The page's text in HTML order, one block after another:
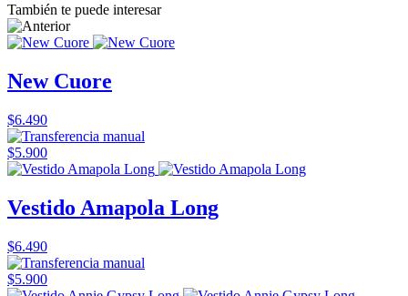
También te puede interesar
New Cuore
$6.490
$5.900
Vestido Amapola Long
$6.490
$5.900